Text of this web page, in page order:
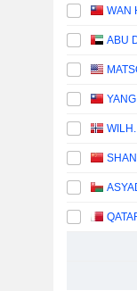
WAN
ABU